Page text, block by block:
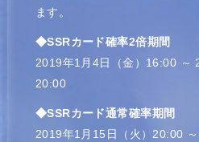
ます。
◆SSRカード確率2倍期間
2019年1月4日（金）16:00 ～
20:00
◆SSRカード通常確率期間
2019年1月15日（火）20:00